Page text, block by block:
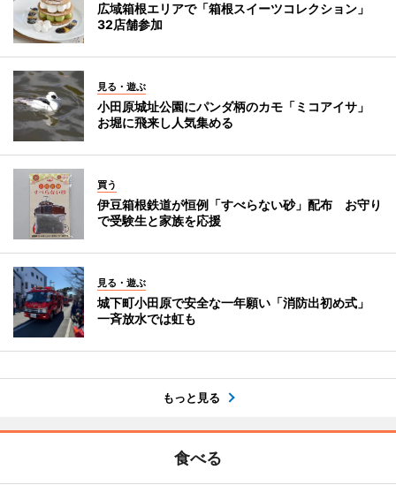
広域箱根エリアで「箱根スイーツコレクション」
32店舗参加
見る・遊ぶ
小田原城址公園にパンダ柄のカモ「ミコアイサ」
お堀に飛来し人気集める
買う
伊豆箱根鉄道が恒例「すべらない砂」配布 お守り
で受験生と家族を応援
見る・遊ぶ
城下町小田原で安全な一年願い「消防出初め式」
一斉放水では虹も
もっと見る
食べる